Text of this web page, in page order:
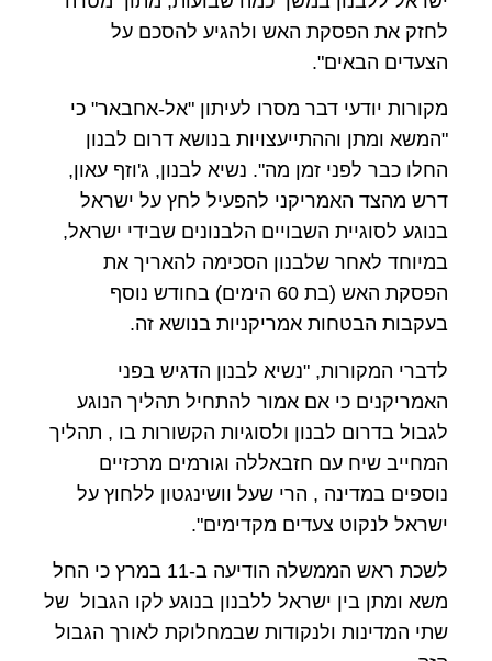
לחזק את הפסקת האש ולהגיע להסכם על
הצעדים הבאים".
מקורות יודעי דבר מסרו לעיתון "אל-אחבאר" כי
"המשא ומתן וההתייעצויות בנושא דרום לבנון
החלו כבר לפני זמן מה". נשיא לבנון, ג'וזף עאון,
דרש מהצד האמריקני להפעיל לחץ על ישראל
בנוגע לסוגיית השבויים הלבנונים שבידי ישראל,
במיוחד לאחר שלבנון הסכימה להאריך את
הפסקת האש (בת 60 הימים) בחודש נוסף
בעקבות הבטחות אמריקניות בנושא זה.
לדברי המקורות, "נשיא לבנון הדגיש בפני
האמריקנים כי אם אמור להתחיל תהליך הנוגע
לגבול בדרום לבנון ולסוגיות הקשורות בו , תהליך
המחייב שיח עם חזבאללה וגורמים מרכזיים
נוספים במדינה , הרי שעל וושינגטון ללחוץ על
ישראל לנקוט צעדים מקדימים".
לשכת ראש הממשלה הודיעה ב-11 במרץ כי החל
משא ומתן בין ישראל ללבנון בנוגע לקו הגבול של
שתי המדינות ולנקודות שבמחלוקת לאורך הגבול